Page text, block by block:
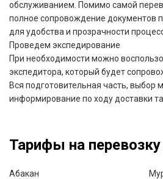
обслуживанием. Помимо самой
полное сопровождение документов
для удобства и прозрачности
Проведем экспедирование
При необходимости можно
экспедитора, который будет
Вся подготовительная часть, выбор
информирование по ходу доставки
Тарифы на
Абакан